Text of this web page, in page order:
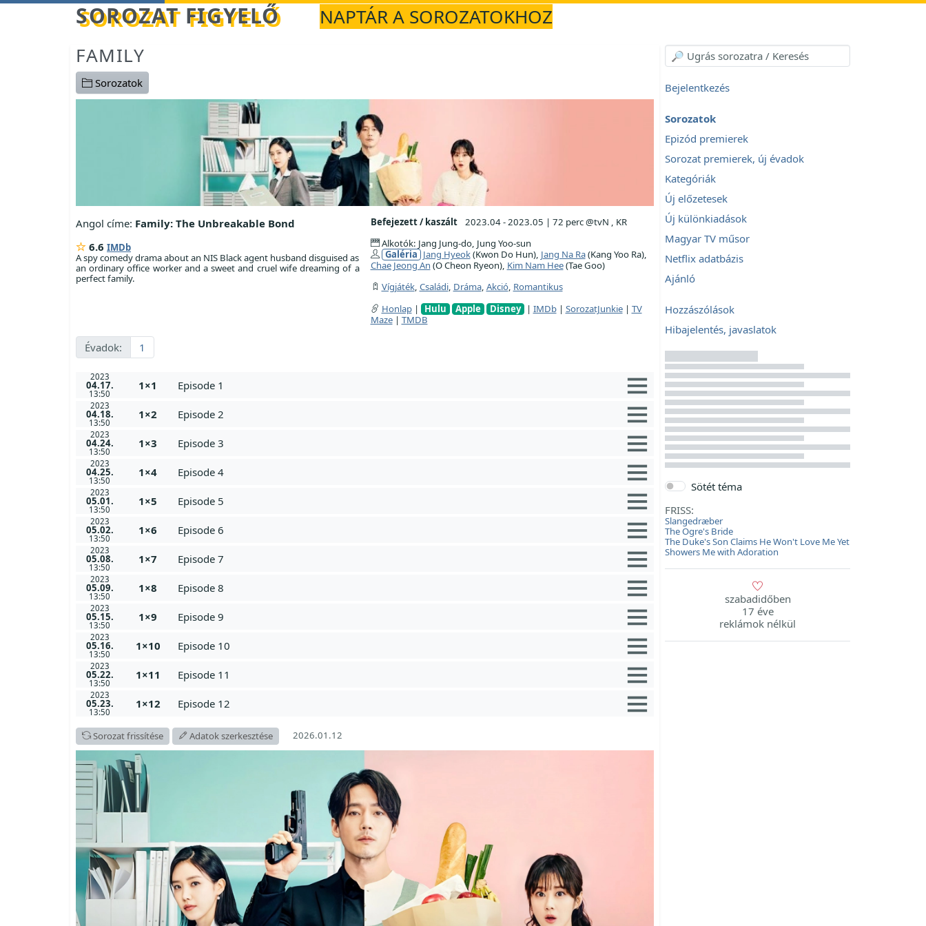
Betöltés... SOROZAT FIGYELŐ
NAPTÁR A SOROZATOKHOZ
FAMILY
Sorozatok
Angol címe: Family: The Unbreakable Bond
6.6 IMDb
A spy comedy drama about an NIS Black agent husband disguised as
an ordinary office worker and a sweet and cruel wife dreaming of a
perfect family.
Befejezett / kaszált 2023.04 - 2023.05 | 72 perc @tvN , KR
Alkotók: Jang Jung-do, Jung Yoo-sun
Galéria Jang Hyeok(Kwon Do Hun), Jang Na Ra(Kang Yoo Ra),
Chae Jeong An (O Cheon Ryeon), Kim Nam Hee(Tae Goo)
Vígjáték, Családi, Dráma, Akció, Romantikus
Honlap| Hulu Apple Disney | IMDb| SorozatJunkie| TV
Maze| TMDB
Évadok: 1
2023
04.17.
13:50
1×1 Episode 1
2023
04.18.
13:50
1×2 Episode 2
2023
04.24.
13:50
1×3 Episode 3
2023
04.25.
13:50
1×4 Episode 4
2023
05.01.
13:50
1×5 Episode 5
2023
05.02.
13:50
1×6 Episode 6
2023
05.08.
13:50
1×7 Episode 7
2023
05.09.
13:50
1×8 Episode 8
2023
05.15.
13:50
1×9 Episode 9
2023
05.16.
13:50
1×10 Episode 10
2023
05.22.
13:50
1×11 Episode 11
2023
05.23.
13:50
1×12 Episode 12
Sorozat frissítése Adatok szerkesztése 2026.01.12
Bejelentkezés
Sorozatok
Epizód premierek
Sorozat premierek, új évadok
Kategóriák
Új előzetesek
Új különkiadások
Magyar TV műsor
Netflix adatbázis
Ajánló
Hozzászólások
Hibajelentés, javaslatok
Sötét téma
FRISS:
Slangedræber
The Ogre's Bride
The Duke's Son Claims He Won't Love Me Yet
Showers Me with Adoration
szabadidőben
17 éve
reklámok nélkül